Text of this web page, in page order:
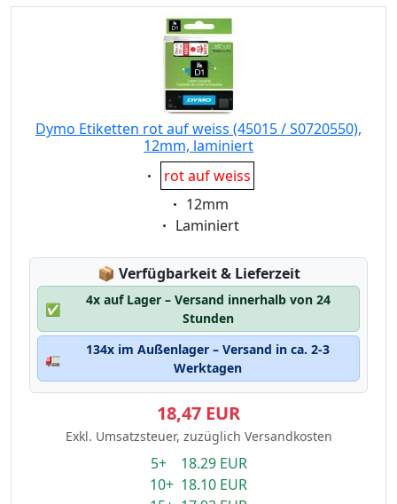
Dymo Etiketten rot auf weiss (45015 / S0720550),
12mm, laminiert
Eigenschaft:
rot auf weiss
Eigenschaft:
12mm
Eigenschaft:
Laminiert
📦 Lagerstatus:
Verfügbarkeit & Lieferzeit
✅
4x auf Lager – Versand innerhalb von 24
Stunden
🚛
134x im Außenlager – Versand in ca. 2-3
Werktagen
18,47 EUR
Exkl. Umsatzsteuer, zuzüglich Versandkosten
5+ 18.29 EUR
10+ 18.10 EUR